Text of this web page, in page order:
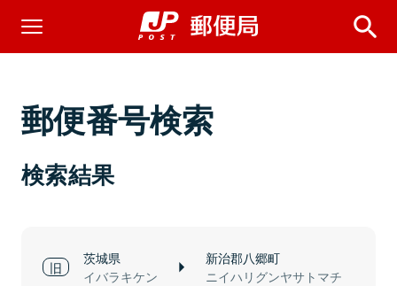
郵便番号検索
検索結果
茨城県
イバラキケン
新治郡八郷町
ニイハリグンヤサトマチ